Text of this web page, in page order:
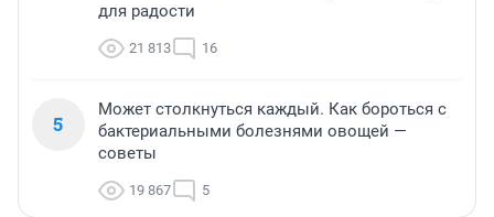
для радости
21 813 16
5
Может столкнуться каждый. Как бороться с
бактериальными болезнями овощей —
советы
19 867 5